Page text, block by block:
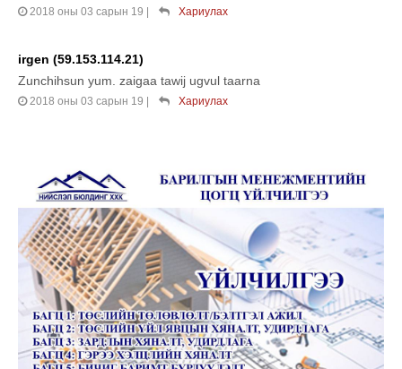
2018 оны 03 сарын 19 Хариулах
irgen (59.153.114.21)
Zunchihsun yum. zaigaa tawij ugvul taarna
2018 оны 03 сарын 19 Хариулах